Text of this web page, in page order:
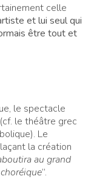
celle
et lui seul qui
être tout et
le spectacle
le théâtre grec
Le
la création
au grand
”.